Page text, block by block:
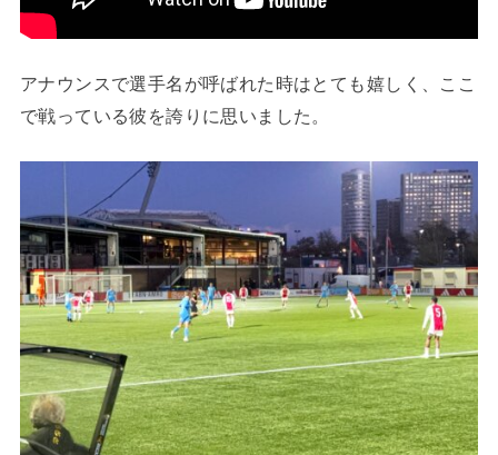
アナウンスで選手名が呼ばれた時はとても嬉しく、ここ
で戦っている彼を誇りに思いました。